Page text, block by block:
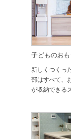
子どものお
新しくつくっ
部はすべて、
が収納できる